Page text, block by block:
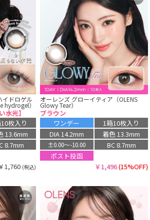
イドロゲル
hydrogel）
水光】
枚入り
13.6mm
8.7mm
1,760 (税込)
オーレンズ グローイティア（OLENS
Glowy Tear）
ブラウン
ワンデー
1箱10枚入り
DIA 14.2mm
着色 13.3mm
±0.00〜-10.00
BC 8.7mm
ポスト投函
￥1,496(15%OFF)